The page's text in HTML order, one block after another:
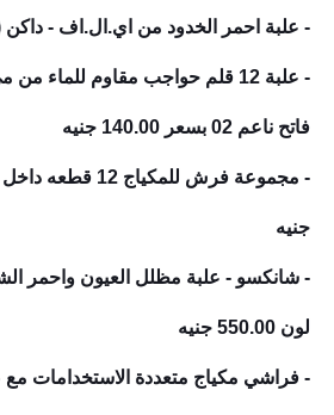
- علبة احمر الخدود من اي.ال.اف - داكن
- علبة 12 قلم حواجب مقاوم للماء
فاتح ناعم 02 بسعر 140.00 جنيه
- مجموعة فرش للمكياج 12 قطعه داخل علبة معدن
جنيه
لون 550.00 جنيه